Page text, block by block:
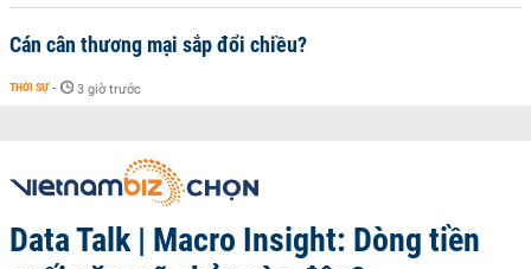
Cán cân thương mại sắp đổi chiều?
THỜI SỰ - 3 giờ trước
Data Talk | Macro Insight: Dòng tiền